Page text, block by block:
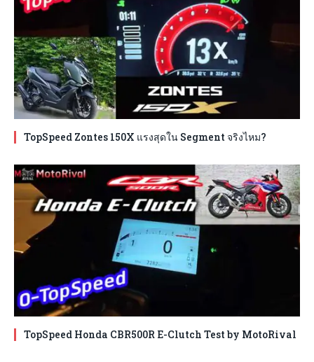
TopSpeed Zontes 150X แรงสุดใน Segment จริงไหม?
TopSpeed Honda CBR500R E-Clutch Test by MotoRival